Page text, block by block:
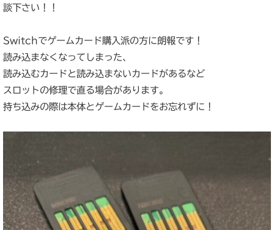
談下さい！！
Switchでゲームカード購入派の方に朗報です！
読み込まなくなってしまった、
読み込むカードと読み込まないカードがあるなど
スロットの修理で直る場合があります。
持ち込みの際は本体とゲームカードをお忘れずに！